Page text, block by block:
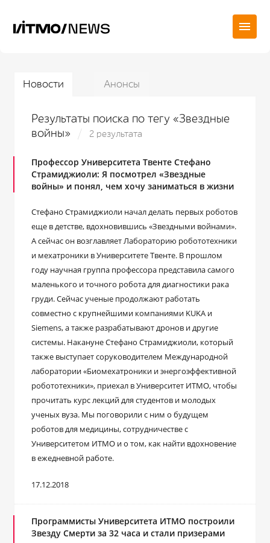
Новости Анонсы
Результаты поиска по тегу «Звездные
войны»
2 результата
Профессор Университета Твенте Стефано
Страмиджиоли: Я посмотрел «Звездные
войны» и понял, чем хочу заниматься в жизни
Стефано Страмиджиоли начал делать первых роботов
еще в детстве, вдохновившись «Звездными войнами».
А сейчас он возглавляет Лабораторию робототехники
и мехатроники в Университете Твенте. В прошлом
году научная группа профессора представила самого
маленького и точного робота для диагностики рака
груди. Сейчас ученые продолжают работать
совместно с крупнейшими компаниями KUKA и
Siemens, а также разрабатывают дронов и другие
системы. Накануне Стефано Страмиджиоли, который
также выступает соруководителем Международной
лаборатории «Биомехатроники и энергоэффективной
робототехники», приехал в Университет ИТМО, чтобы
прочитать курс лекций для студентов и молодых
ученых вуза. Мы поговорили с ним о будущем
роботов для медицины, сотрудничестве с
Университетом ИТМО и о том, как найти вдохновение
в ежедневной работе.
17.12.2018
Программисты Университета ИТМО построили
Звезду Смерти за 32 часа и стали призерами